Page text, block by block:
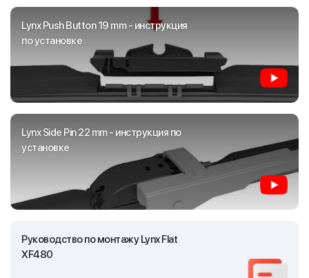
Lynx Push Button 19 mm - инструкция
по установке
Lynx Side Pin 22 mm - инструкция по
установке
Руководство по монтажу Lynx Flat
XF480